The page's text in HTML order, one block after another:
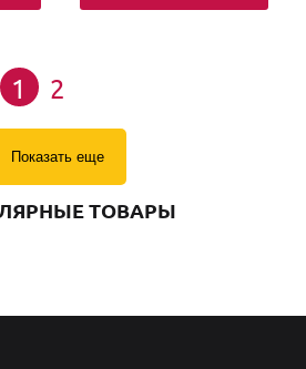
1 2
Показать еще
ТОВАРЫ